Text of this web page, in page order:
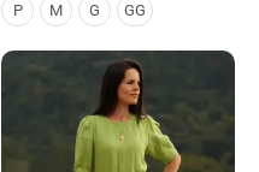
P M G GG